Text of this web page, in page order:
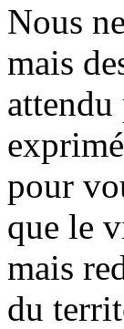
Nous
mais
attendu
pour
que le
mais
du